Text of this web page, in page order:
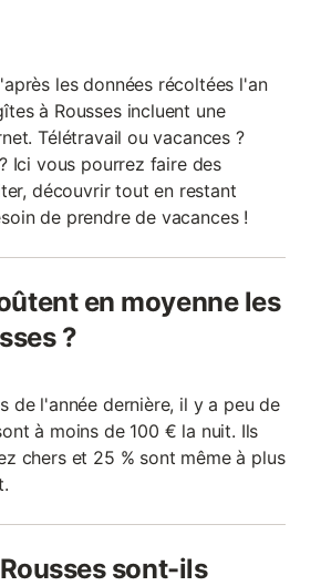
les données récoltées l'an
à Rousses incluent une
Télétravail ou vacances ?
Ici vous pourrez faire des
découvrir tout en restant
de prendre de vacances !
en moyenne les
?
de l'année dernière, il y a peu de
à moins de 100 € la nuit. Ils
chers et 25 % sont même à plus
sont-ils